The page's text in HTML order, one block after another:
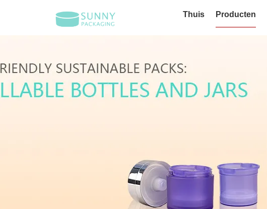
Thuis Producten